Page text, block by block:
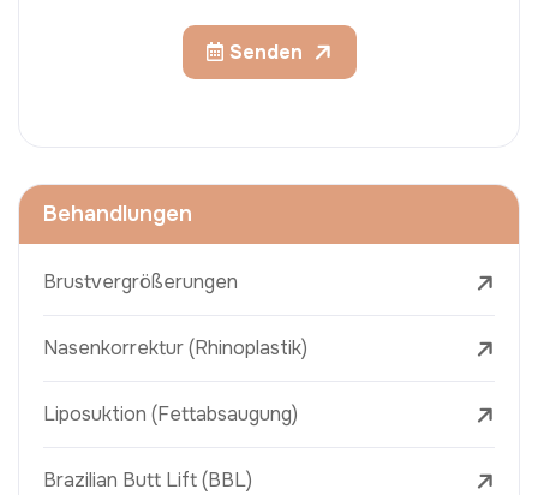
Senden
Behandlungen
Brustvergrößerungen
Nasenkorrektur (Rhinoplastik)
Liposuktion (Fettabsaugung)
Brazilian Butt Lift (BBL)